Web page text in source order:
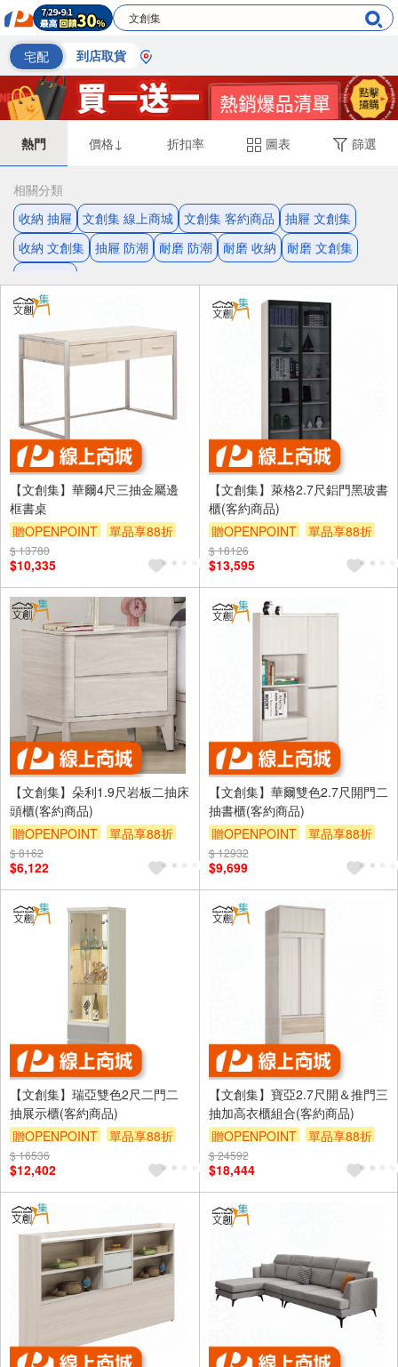
宅配 到店取貨
熱門 價格↓ 折扣率 圖表 篩選
相關分類
收納 抽屜 文創集 線上商城 文創集 客約商品
抽屜 文創集
收納 文創集 抽屜 防潮 耐磨 防潮 耐磨 收納
耐磨 文創集
【文創集】華爾4尺三抽金屬邊
框書桌
贈OPENPOINT
單品享88折
$ 13780
$10,335
【文創集】萊格2.7尺鋁門黑玻書
櫃(客約商品)
贈OPENPOINT
單品享88折
$ 18126
$13,595
【文創集】朵利1.9尺岩板二抽床
頭櫃(客約商品)
贈OPENPOINT
單品享88折
$ 8162
$6,122
【文創集】華爾雙色2.7尺開門二
抽書櫃(客約商品)
贈OPENPOINT
單品享88折
$ 12932
$9,699
【文創集】瑞亞雙色2尺二門二
抽展示櫃(客約商品)
贈OPENPOINT
單品享88折
$ 16536
$12,402
【文創集】寶亞2.7尺開＆推門三
抽加高衣櫃組合(客約商品)
贈OPENPOINT
單品享88折
$ 24592
$18,444